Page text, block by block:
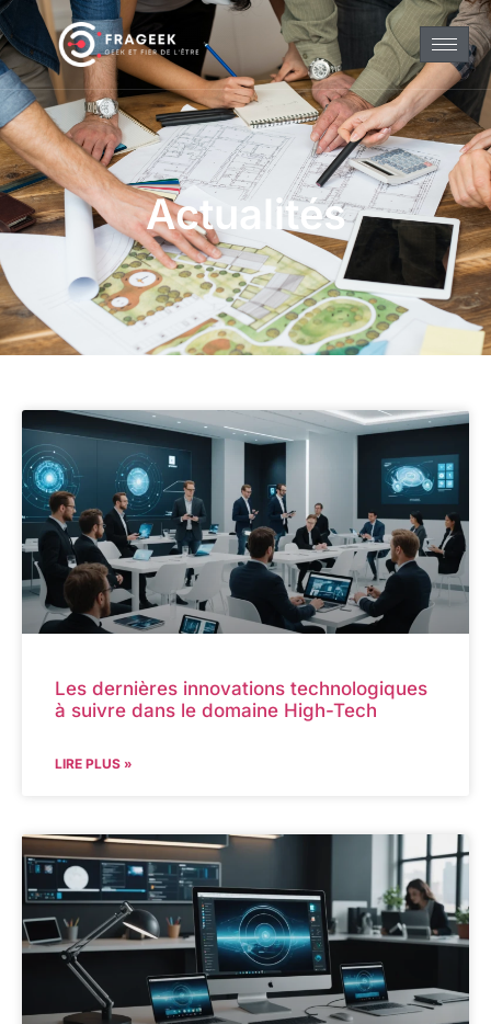
Actualités
Les dernières innovations technologiques
à suivre dans le domaine High-Tech
LIRE PLUS »